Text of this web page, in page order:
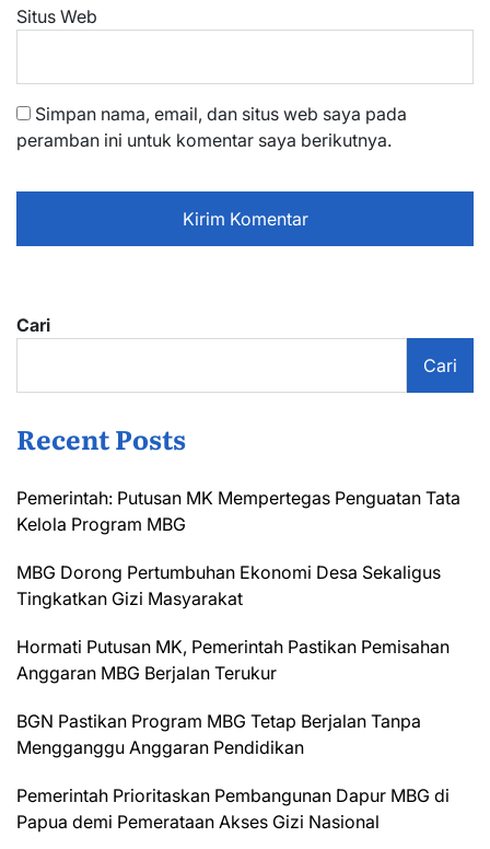
Situs Web
Simpan nama, email, dan situs web saya pada
peramban ini untuk komentar saya berikutnya.
Cari
Cari
Recent Posts
Pemerintah: Putusan MK Mempertegas Penguatan Tata
Kelola Program MBG
MBG Dorong Pertumbuhan Ekonomi Desa Sekaligus
Tingkatkan Gizi Masyarakat
Hormati Putusan MK, Pemerintah Pastikan Pemisahan
Anggaran MBG Berjalan Terukur
BGN Pastikan Program MBG Tetap Berjalan Tanpa
Mengganggu Anggaran Pendidikan
Pemerintah Prioritaskan Pembangunan Dapur MBG di
Papua demi Pemerataan Akses Gizi Nasional